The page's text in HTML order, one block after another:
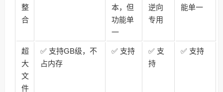
整
合
本，但
功能单
一
逆向
专用
能单一
超
大
文
件
✅ 支持GB级，不
占内存
✅ 支持
✅ 支
持
✅ 支持